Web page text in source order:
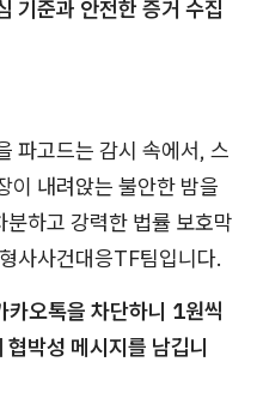
기준과 안전한 증거 수집
파고드는 감시 속에서, 스
이 내려앉는 불안한 밤을
하고 강력한 법률 보호막
사사건대응TF팀입니다.
오톡을 차단하니 1원씩
박성 메시지를 남깁니